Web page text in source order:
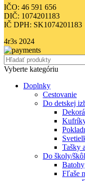
IČO: 46 591 656
DIČ: 1074201183
IČ DPH: SK1074201183
4r3s 2024
Vyberte kategóriu
Doplnky
Cestovanie
Do detskej
Tašky
Do školy/
Batohy
Fľaše